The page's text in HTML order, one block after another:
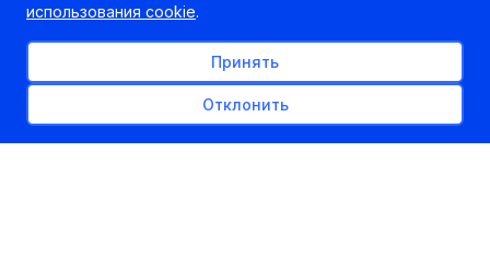
использования cookie.
Принять
Отклонить